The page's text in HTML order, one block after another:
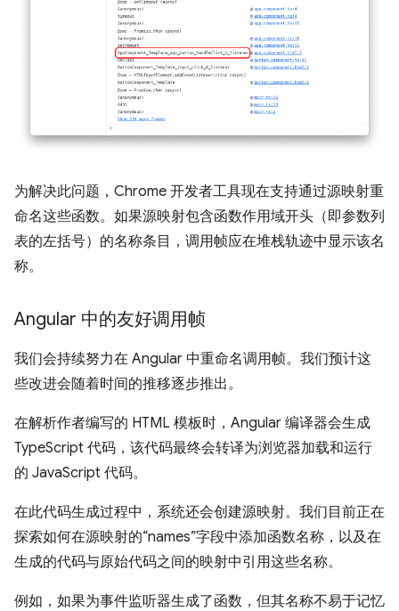
为解决此问题，Chrome 开发者工具现在支持通过源映射重
命名这些函数。如果源映射包含函数作用域开头（即参数列
表的左括号）的名称条目，调用帧应在堆栈轨迹中显示该名
称。
Angular 中的友好调用帧
我们会持续努力在 Angular 中重命名调用帧。我们预计这
些改进会随着时间的推移逐步推出。
在解析作者编写的 HTML 模板时，Angular 编译器会生成
TypeScript 代码，该代码最终会转译为浏览器加载和运行
的 JavaScript 代码。
在此代码生成过程中，系统还会创建源映射。我们目前正在
探索如何在源映射的“names”字段中添加函数名称，以及在
生成的代码与原始代码之间的映射中引用这些名称。
例如，如果为事件监听器生成了函数，但其名称不易于记忆